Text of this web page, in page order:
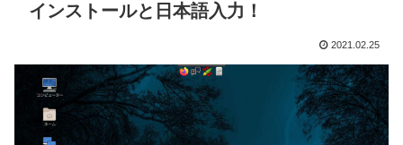
インストールと日本語入力！
2021.02.25